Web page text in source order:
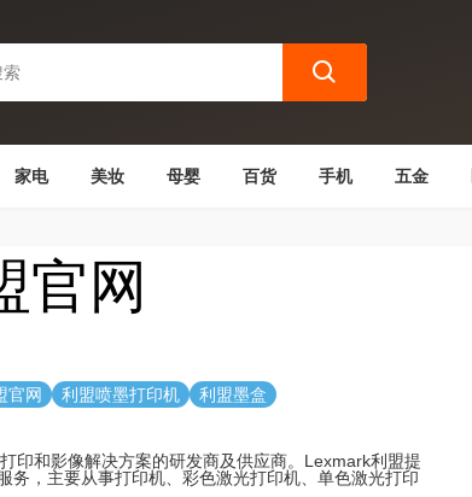
家电 美妆 母婴 百货 手机 五金
官网
官网 利盟喷墨打印机
利盟墨盒
印和影像解决方案的研发商及供应商。Lexmark利盟提
务，主要从事打印机、彩色激光打印机、单色激光打印